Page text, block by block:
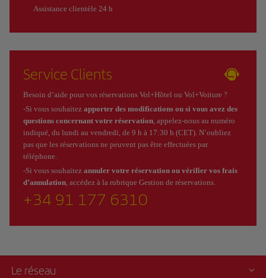
Assistance clientèle 24 h
Service Clients
Besoin d’aide pour vos réservations Vol+Hôtel ou Vol+Voiture ?
-Si vous souhaitez apporter des modifications ou si vous avez des
questions concernant votre réservation , appelez-nous au numéro
indiqué, du lundi au vendredi, de 9 h à 17:30 h (CET). N’oubliez
pas que les réservations ne peuvent pas être effectuées par
téléphone.
-Si vous souhaitez annuler votre réservation ou vérifier vos frais
d’annulation , accédez à la rubrique Gestion de réservations.
+34 91 177 6310
Le réseau